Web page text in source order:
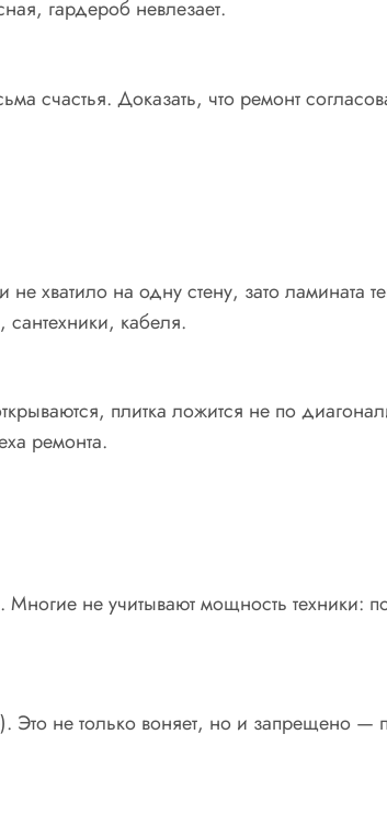
гардероб невлезает.
счастья. Доказать, что ремонт
не хватило на одну стену, зато ламината
кабеля.
плитка ложится не по
ремонта.
не учитывают мощность техники:
не только воняет, но и запрещено —